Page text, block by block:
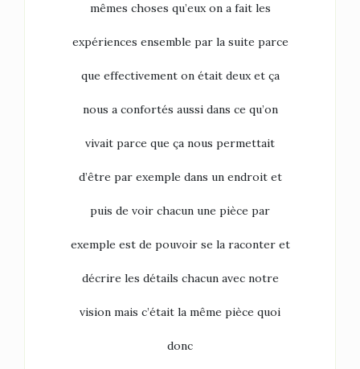
mêmes choses qu’eux on a fait les
expériences ensemble par la suite parce
que effectivement on était deux et ça
nous a confortés aussi dans ce qu’on
vivait parce que ça nous permettait
d’être par exemple dans un endroit et
puis de voir chacun une pièce par
exemple est de pouvoir se la raconter et
décrire les détails chacun avec notre
vision mais c’était la même pièce quoi
donc